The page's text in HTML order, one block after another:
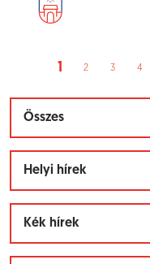
1 2 3 4
Összes
Helyi hírek
Kék hírek